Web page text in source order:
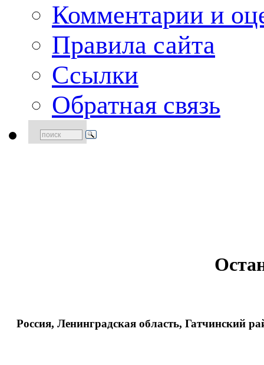
Комментарии и
Правила сайта
Ссылки
Обратная связь
Россия, Ленинградская область, Гатчинский